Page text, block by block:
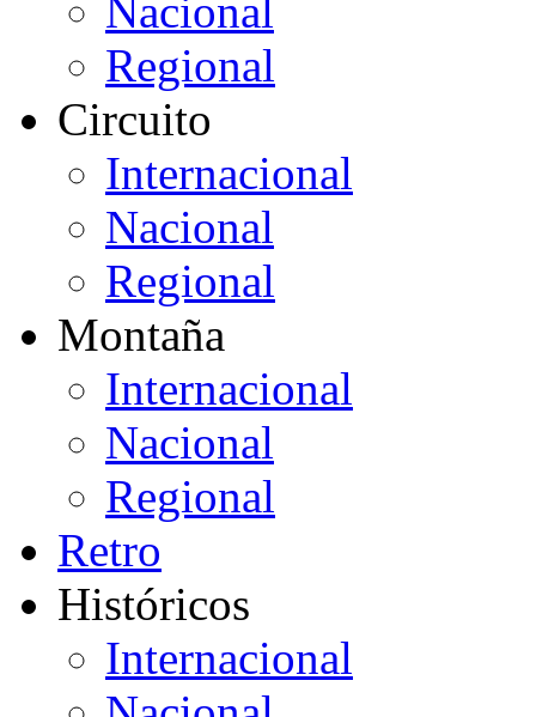
Nacional
Regional
Circuito
Internacional
Nacional
Regional
Montaña
Internacional
Nacional
Regional
Retro
Históricos
Internacional